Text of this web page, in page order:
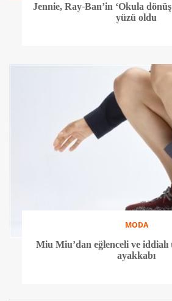
Jennie, Ray-Ban’in ‘Okula
yüzü oldu
MODA
Miu Miu’dan eğlenceli ve iddialı
ayakkabı